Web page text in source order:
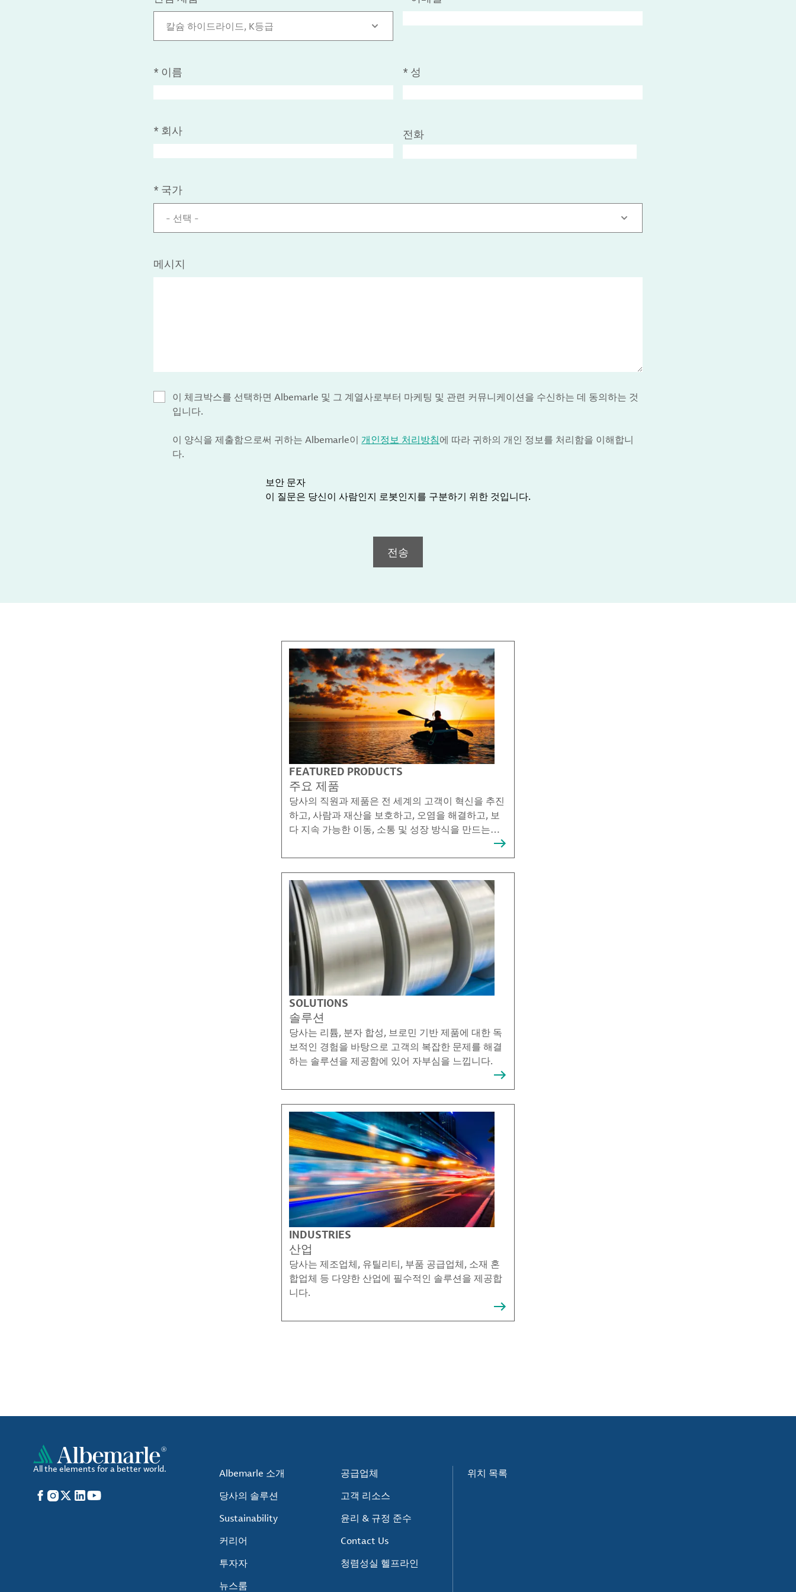
칼슘 하이드라이드, K등급
* 이름 * 성
* 회사 전화
* 국가
- 선택 -
메시지
이 체크박스를 선택하면 Albemarle 및 그 계열사로부터 마케팅 및 관련 커뮤니케이션을 수신하는 데 동의하는 것
입니다.
이 양식을 제출함으로써 귀하는 Albemarle이 개인정보 처리방침에 따라 귀하의 개인 정보를 처리함을 이해합니
다.
보안 문자
이 질문은 당신이 사람인지 로봇인지를 구분하기 위한 것입니다.
전송
FEATURED PRODUCTS
주요 제품
당사의 직원과 제품은 전 세계의 고객이 혁신을 추진
하고, 사람과 재산을 보호하고, 오염을 해결하고, 보
다 지속 가능한 이동, 소통 및 성장 방식을 만드는데
SOLUTIONS
솔루션
당사는 리튬, 분자 합성, 브로민 기반 제품에 대한 독
보적인 경험을 바탕으로 고객의 복잡한 문제를 해결
하는 솔루션을 제공함에 있어 자부심을 느낍니다.
INDUSTRIES
산업
당사는 제조업체, 유틸리티, 부품 공급업체, 소재 혼
합업체 등 다양한 산업에 필수적인 솔루션을 제공합
니다.
All the elements for a better world.
Facebook
Instagram
X LinkedIn
YouTube
Albemarle 소개
당사의 솔루션
Sustainability
커리어
투자자
뉴스룸
공급업체
고객 리소스
윤리 & 규정 준수
Contact Us
청렴성실 헬프라인
위치 목록